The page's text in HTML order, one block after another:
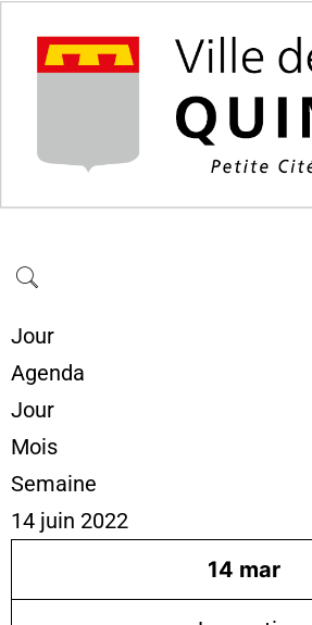
Jour
Agenda
Jour
Mois
Semaine
14 juin 2022
14 mar